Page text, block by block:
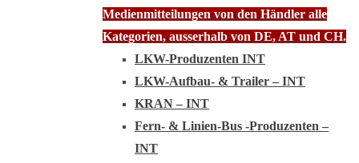
Medienmitteilungen von den Händler alle
Kategorien, ausserhalb von DE, AT und CH.
LKW-Produzenten INT
LKW-Aufbau- & Trailer – INT
KRAN – INT
Fern- & Linien-Bus -Produzenten –
INT